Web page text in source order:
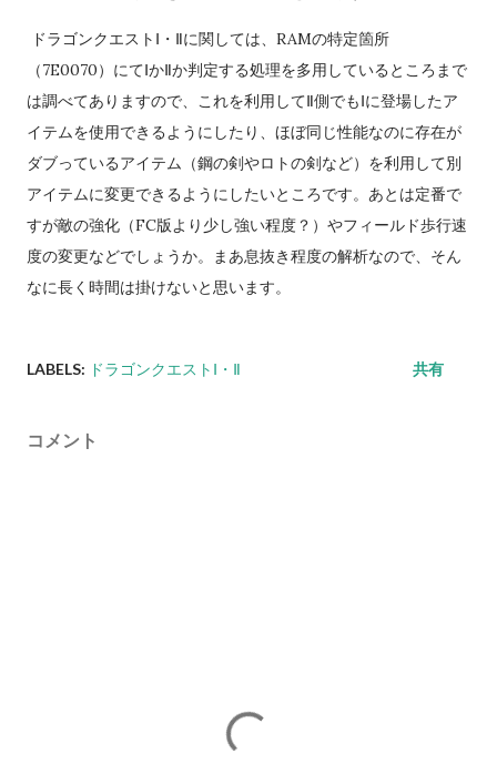
ドラゴンクエストⅠ・Ⅱに関しては、RAMの特定箇所
（7E0070）にてⅠかⅡか判定する処理を多用しているところまで
は調べてありますので、これを利用してⅡ側でもⅠに登場したア
イテムを使用できるようにしたり、ほぼ同じ性能なのに存在が
ダブっているアイテム（鋼の剣やロトの剣など）を利用して別
アイテムに変更できるようにしたいところです。あとは定番で
すが敵の強化（FC版より少し強い程度？）やフィールド歩行速
度の変更などでしょうか。まあ息抜き程度の解析なので、そん
なに長く時間は掛けないと思います。
LABELS: ドラゴンクエストⅠ・Ⅱ 共有
コメント